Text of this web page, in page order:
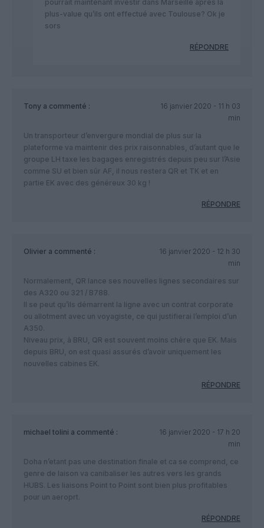
pourrait maintenant investir dans Marseille après la
plus-value qu’ils ont effectué avec Toulouse? Ok je
sors
RÉPONDRE
Tony a commenté :
16 janvier 2020 - 11 h 03
min
Un transporteur d’envergure mondial de plus sur la
plateforme va maintenir des prix raisonnables, d’autant que le
groupe LH taxe les bagages enregistrés depuis peu sur l’Asie
comme SU et bien sûr AF, il nous restera QR et TK et en
partie EK avec des généreux 30 kg !
RÉPONDRE
Olivier a commenté :
16 janvier 2020 - 12 h 30
min
Normalement, QR lance ses nouvelles lignes secondaires sur
des A320 ou 321 / B788.
Il se peut qu’ils démarrent la ligne avec un contrat corporate
ou allotment avec un voyagiste, ce qui justifierai l’emploi d’un
A350.
Niveau prix, à BRU, QR est souvent moins chère que EK. Mais
depuis BRU, on est quasi assurés d’avoir uniquement les
nouvelles cabines EK.
RÉPONDRE
michael tolini a commenté :
16 janvier 2020 - 17 h 20
min
Doha n’etant pas une destination finale et ca se comprend, ce
genre de laison va canibaliser les autres vers les grands
HUBS. Les liaisons Point to Point sont bien plus profitables
pour un aeroprt.
RÉPONDRE